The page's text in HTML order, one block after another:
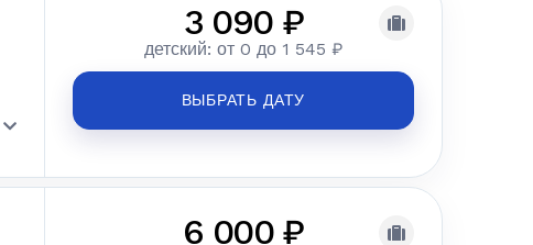
3 090 ₽
детский: от 0 до 1 545 ₽
ВЫБРАТЬ ДАТУ
6 000 ₽